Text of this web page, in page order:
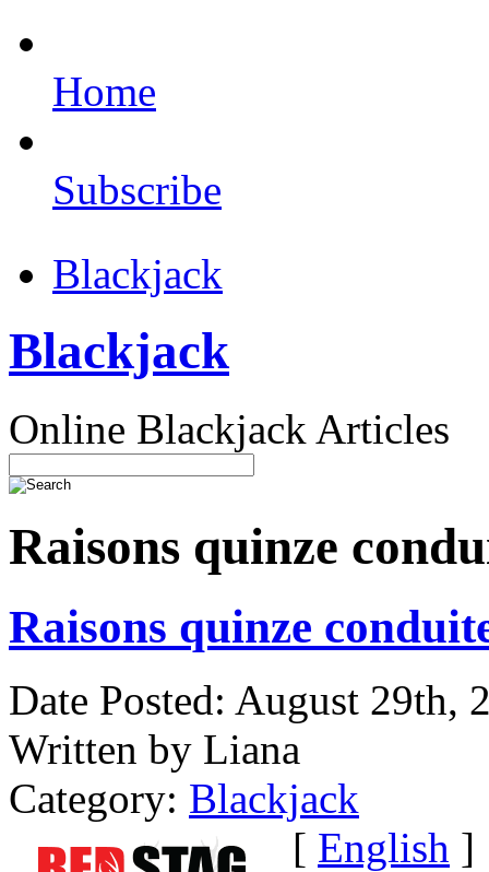
Home
Subscribe
Blackjack
Blackjack
Online Blackjack Articles
Raisons quinze
Raisons quinze
Date Posted: August 29th,
Written by Liana
Category: Blackjack
[ English ]